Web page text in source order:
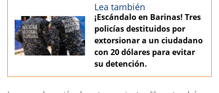
Lea también
¡Escándalo en Barinas! Tres
policías destituidos por
extorsionar a un ciudadano
con 20 dólares para evitar
su detención.